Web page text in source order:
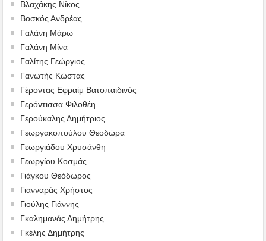
Βλαχάκης Νίκος
Βοσκός Ανδρέας
Γαλάνη Μάρω
Γαλάνη Μίνα
Γαλίτης Γεώργιος
Γανωτής Κώστας
Γέροντας Εφραίμ Βατοπαιδινός
Γερόντισσα Φιλοθέη
Γερούκαλης Δημήτριος
Γεωργακοπούλου Θεοδώρα
Γεωργιάδου Χρυσάνθη
Γεωργίου Κοσμάς
Γιάγκου Θεόδωρος
Γιανναράς Χρήστος
Γιούλης Γιάννης
Γκαλημανάς Δημήτρης
Γκέλης Δημήτρης